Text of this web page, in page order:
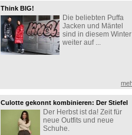
Think BIG!
Die beliebten Puffa
Jacken und Mäntel
sind in diesem Winter
weiter auf ...
Culotte gekonnt kombinieren: Der Stiefel
macht den Look perfekt!Der Herbst ist da! Zeit für
neue Outfits und neue
Schuhe.